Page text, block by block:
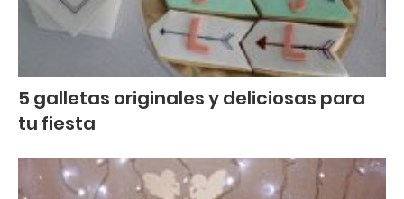
5 galletas originales y deliciosas para
tu fiesta